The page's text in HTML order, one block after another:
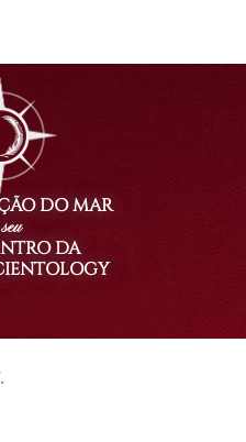
DO MAR
DA